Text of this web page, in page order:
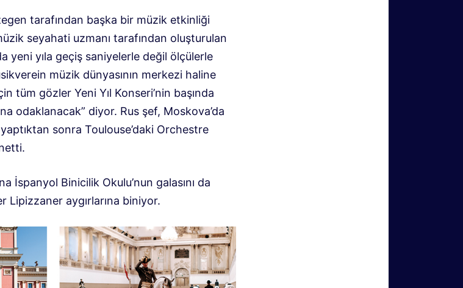
tarafından başka bir müzik etkinliği
seyahati uzmanı tarafından oluşturulan
yeni yıla geçiş saniyelerle değil ölçülerle
müzik dünyasının merkezi haline
tüm gözler Yeni Yıl Konseri’nin başında
odaklanacak” diyor. Rus şef, Moskova’da
sonra Toulouse’daki Orchestre
İspanyol Binicilik Okulu’nun galasını da
Lipizzaner aygırlarına biniyor.